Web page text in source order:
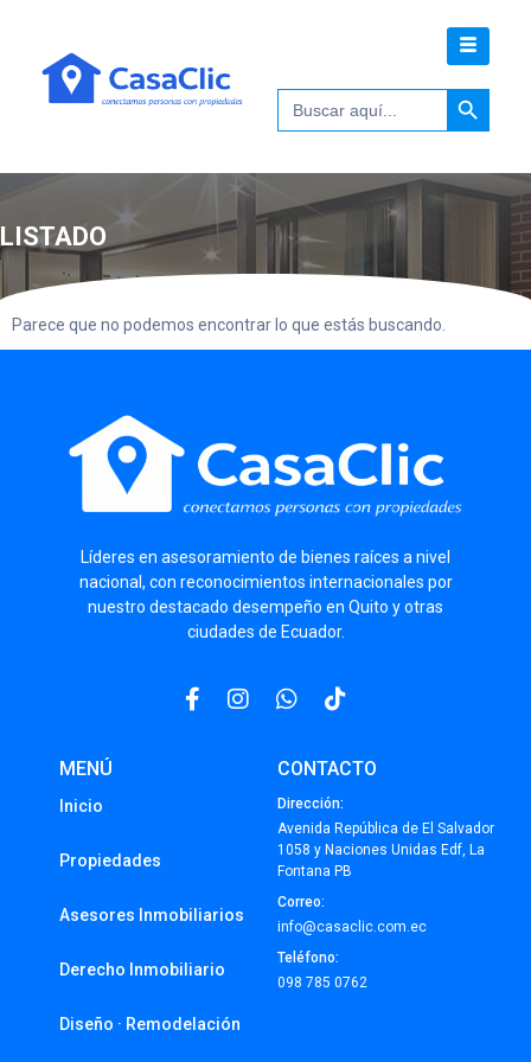
Buscar: Botón de
LISTADO
Parece que no podemos encontrar lo que estás buscando.
Líderes en asesoramiento de bienes raíces a nivel
nacional, con reconocimientos internacionales por
nuestro destacado desempeño en Quito y otras
ciudades de Ecuador.
MENÚ
Inicio
Propiedades
Asesores Inmobiliarios
Derecho Inmobiliario
Diseño · Remodelación
CONTACTO
Dirección:
Avenida República de El Salvador
1058 y Naciones Unidas Edf, La
Fontana PB
Correo:
info@casaclic.com.ec
Teléfono:
098 785 0762